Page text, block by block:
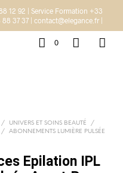
12 92 | Service Formation +33
37 37 | contact@elegance.fr |
0
/ UNIVERS ET SOINS BEAUTÉ
/
/ ABONNEMENTS LUMIÈRE PULSÉE
Epilation IPL